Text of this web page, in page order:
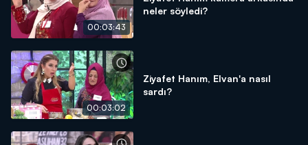
00:03:43
neler söyledi?
00:03:02
Ziyafet Hanım, Elvan'a nasıl
sardı?